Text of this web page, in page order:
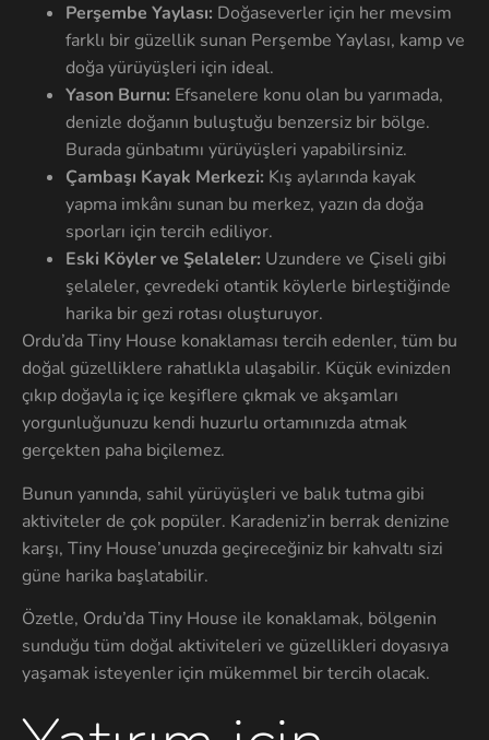
Perşembe Yaylası: Doğaseverler için her mevsim
farklı bir güzellik sunan Perşembe Yaylası, kamp ve
doğa yürüyüşleri için ideal.
Yason Burnu: Efsanelere konu olan bu yarımada,
denizle doğanın buluştuğu benzersiz bir bölge.
Burada günbatımı yürüyüşleri yapabilirsiniz.
Çambaşı Kayak Merkezi: Kış aylarında kayak
yapma imkânı sunan bu merkez, yazın da doğa
sporları için tercih ediliyor.
Eski Köyler ve Şelaleler: Uzundere ve Çiseli gibi
şelaleler, çevredeki otantik köylerle birleştiğinde
harika bir gezi rotası oluşturuyor.
Ordu’da Tiny House konaklaması tercih edenler, tüm bu
doğal güzelliklere rahatlıkla ulaşabilir. Küçük evinizden
çıkıp doğayla iç içe keşiflere çıkmak ve akşamları
yorgunluğunuzu kendi huzurlu ortamınızda atmak
gerçekten paha biçilemez.
Bunun yanında, sahil yürüyüşleri ve balık tutma gibi
aktiviteler de çok popüler. Karadeniz’in berrak denizine
karşı, Tiny House’unuzda geçireceğiniz bir kahvaltı sizi
güne harika başlatabilir.
Özetle, Ordu’da Tiny House ile konaklamak, bölgenin
sunduğu tüm doğal aktiviteleri ve güzellikleri doyasıya
yaşamak isteyenler için mükemmel bir tercih olacak.